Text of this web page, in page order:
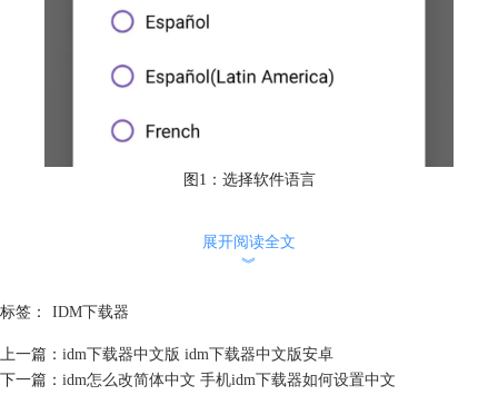
图1：选择软件语言
比如说小编要下载一个软件，复制该软件的下载地址，然后打开idm+下
载器并点击右下方的“+”按钮，选择“从剪贴板”，把下载地址复制进去，
最后点击“开始”即可。
展开阅读全文
︾
标签： IDM下载器
上一篇： idm下载器中文版 idm下载器中文版安卓
下一篇： idm怎么改简体中文 手机idm下载器如何设置中文